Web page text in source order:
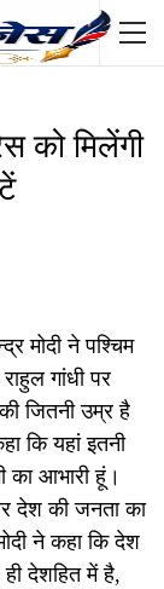
को मिलेंगी
मोदी ने पश्चिम
गांधी पर
जितनी उम्र है
कि यहां इतनी
का आभारी हूं।
देश की जनता का
ने कहा कि देश
देशहित में है,